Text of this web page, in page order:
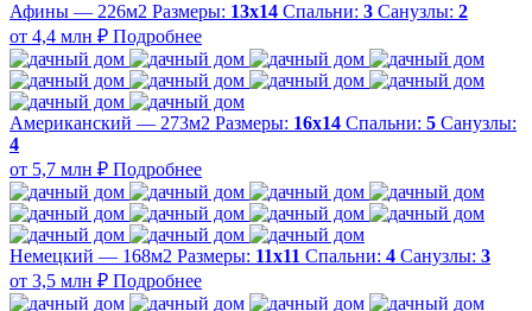
Афины — 226м2 Размеры: 13х14 Спальни: 3 Санузлы: 2
от 4,4 млн ₽ Подробнее
Американский — 273м2 Размеры: 16х14 Спальни: 5 Санузлы:
4
от 5,7 млн ₽ Подробнее
Немецкий — 168м2 Размеры: 11х11 Спальни: 4 Санузлы: 3
от 3,5 млн ₽ Подробнее